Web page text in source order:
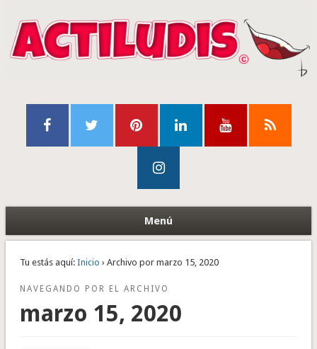
Menú
Tu estás aquí: Inicio › Archivo por marzo 15, 2020
NAVEGANDO POR EL ARCHIVO
marzo 15, 2020